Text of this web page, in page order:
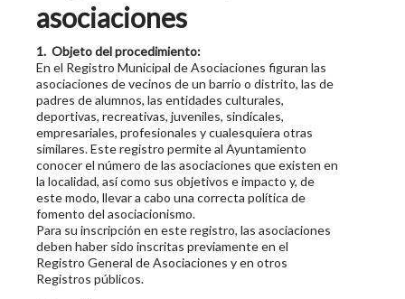
asociaciones
1. Objeto del procedimiento:
En el Registro Municipal de Asociaciones figuran las
asociaciones de vecinos de un barrio o distrito, las de
padres de alumnos, las entidades culturales,
deportivas, recreativas, juveniles, sindicales,
empresariales, profesionales y cualesquiera otras
similares. Este registro permite al Ayuntamiento
conocer el número de las asociaciones que existen en
la localidad, así como sus objetivos e impacto y, de
este modo, llevar a cabo una correcta política de
fomento del asociacionismo.
Para su inscripción en este registro, las asociaciones
deben haber sido inscritas previamente en el
Registro General de Asociaciones y en otros
Registros públicos.